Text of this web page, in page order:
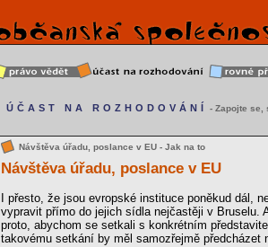
ÚČAST NA ROZHODOVÁNÍ - Zapojte se,
Návštěva úřadu, poslance v EU - Jak na to
Návštěva úřadu, poslance v EU
I přesto, že jsou evropské instituce poněkud dál,
vypravit přímo do jejich sídla nejčastěji v Bruselu.
proto, abychom se setkali s konkrétním
takovému setkání by měl samozřejmě